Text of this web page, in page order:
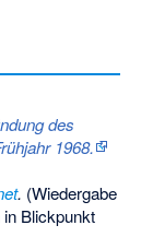
des
1968.
. (Wiedergabe
Blickpunkt